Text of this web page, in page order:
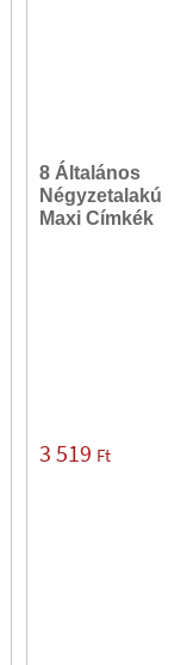
8 Általános
Négyzetalakú
Maxi Címkék
3 519 Ft